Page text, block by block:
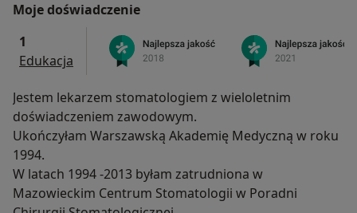
Moje doświadczenie
1
Edukacja
Jestem lekarzem stomatologiem z wieloletnim
doświadczeniem zawodowym.
Ukończyłam Warszawską Akademię Medyczną w roku
1994.
W latach 1994 -2013 byłam zatrudniona w
Mazowieckim Centrum Stomatologii w Poradni